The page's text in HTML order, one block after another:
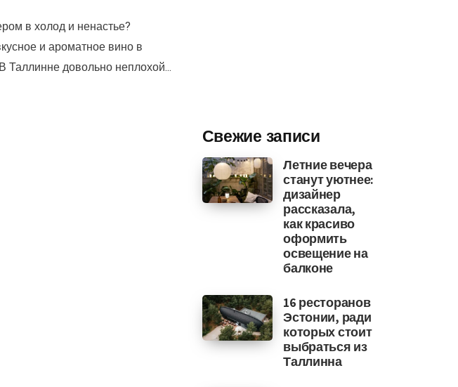
в холод и ненастье?
и ароматное вино в
Таллинне довольно неплохой...
Свежие записи
Летние вечера
станут уютнее:
дизайнер
рассказала,
как красиво
оформить
освещение на
балконе
16 ресторанов
Эстонии, ради
которых стоит
выбраться из
Таллинна